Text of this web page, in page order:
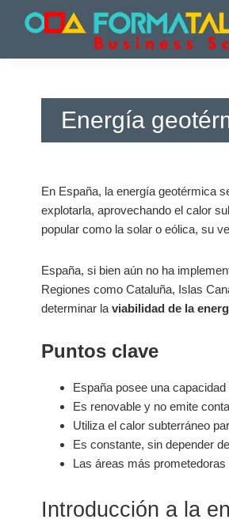
Cursos
Master
Madrid
Master
Madrid
Energía
En España, la energía geotérmica
explotarla, aprovechando el calor
popular como la solar o eólica, su
España, si bien aún no ha
Regiones como Cataluña, Islas
determinar la viabilidad de la
Puntos clave
España posee una
Es renovable y no emite
Utiliza el calor subterráneo
Es constante, sin depender
Las áreas más
Introducción a la